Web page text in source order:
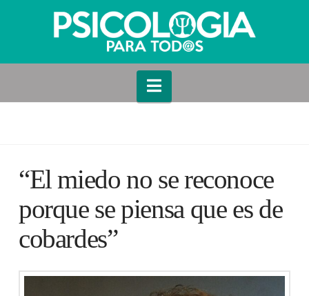
Navigation
“El miedo no se reconoce
porque se piensa que es de
cobardes”